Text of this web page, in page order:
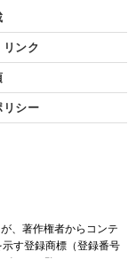
ンク
リシー
、著作権者からコンテ
す登録商標（登録番号
スの一覧は